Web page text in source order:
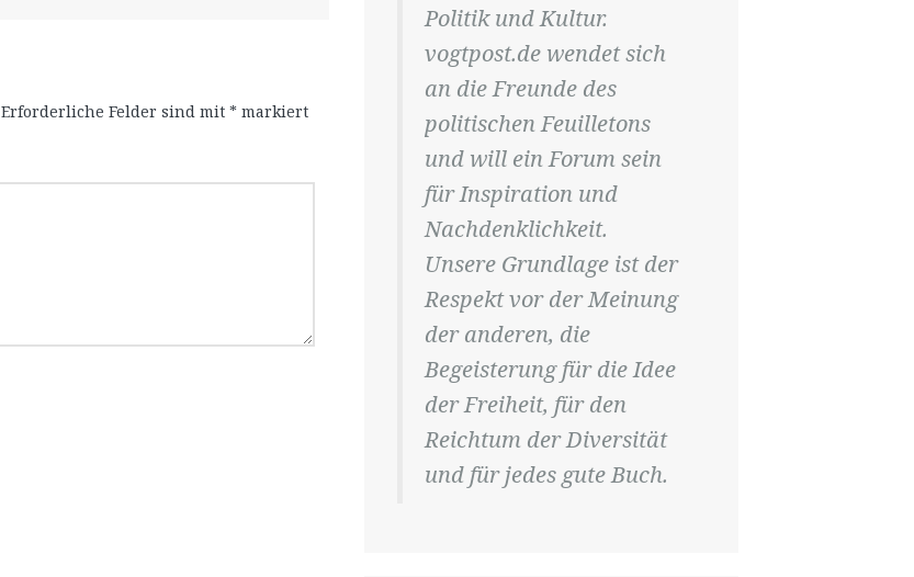
Erforderliche Felder sind mit * markiert
Politik und Kultur.
vogtpost.de wendet sich
an die Freunde des
politischen Feuilletons
und will ein Forum sein
für Inspiration und
Nachdenklichkeit.
Unsere Grundlage ist der
Respekt vor der Meinung
der anderen, die
Begeisterung für die Idee
der Freiheit, für den
Reichtum der Diversität
und für jedes gute Buch.